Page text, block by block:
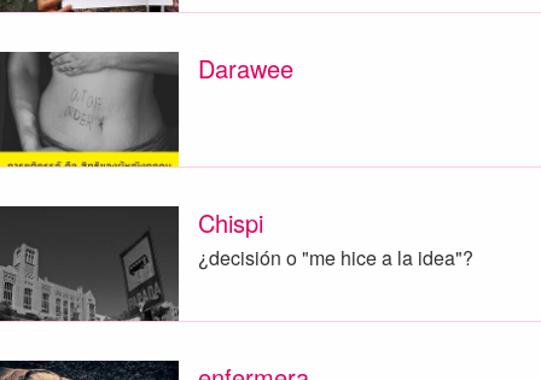
Darawee
Chispi
¿decisión o "me hice a la idea"?